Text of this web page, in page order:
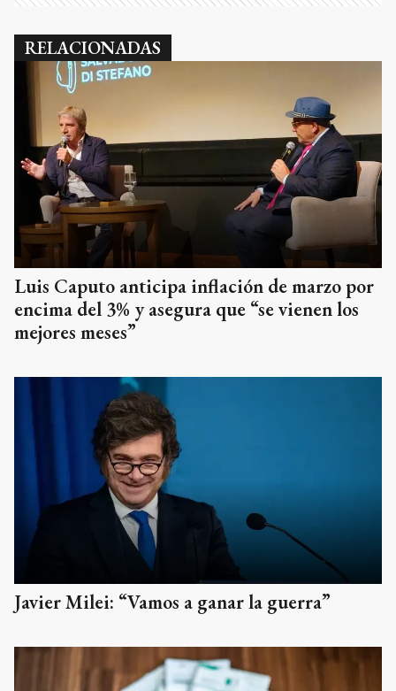
RELACIONADAS
Luis Caputo anticipa inflación de marzo por
encima del 3% y asegura que “se vienen los
mejores meses”
Javier Milei: “Vamos a ganar la guerra”